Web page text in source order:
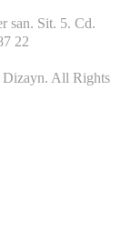
san. Sit. 5. Cd.
22
All Rights